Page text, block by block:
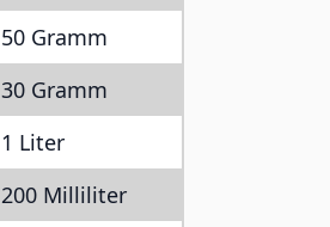
50 Gramm
30 Gramm
1 Liter
200 Milliliter